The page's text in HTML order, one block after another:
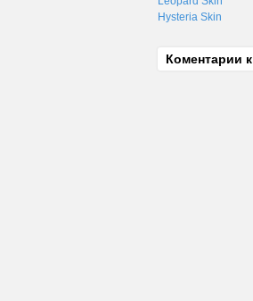
Hysteria Skin
Коментарии к